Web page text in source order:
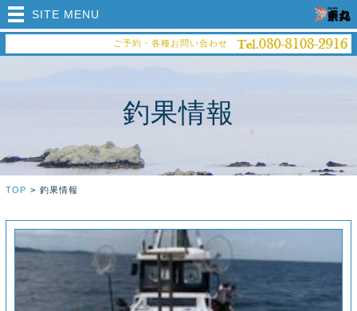
ご予約・各種お問い合わせ
SITE MENU
釣果情報
TOP > 釣果情報